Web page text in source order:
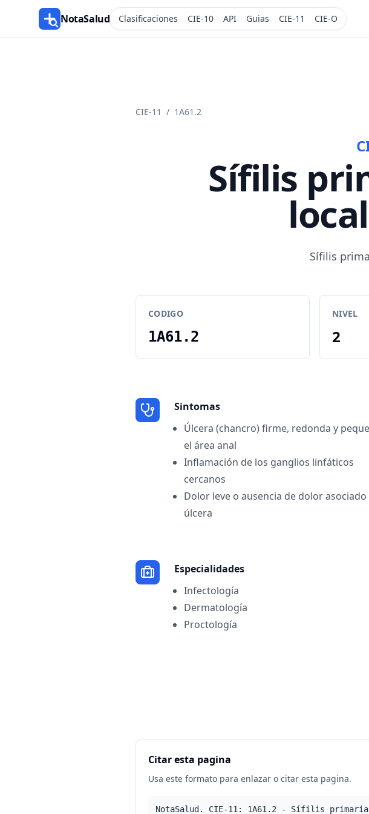
NotaSalud Clasificaciones CIE-10 API Guias CIE-11 CIE-O
CIE-11 / 1A61.2
Sífilis
Sífilis
CODIGO
1A61.2
NIVEL
2
Sintomas
Úlcera (chancro) firme, redonda y
el área anal
Inflamación de los ganglios linfáticos
cercanos
Dolor leve o ausencia de dolor asociado
úlcera
Especialidades
Infectología
Dermatología
Proctología
Citar esta pagina
Usa este formato para enlazar o citar esta pagina.
NotaSalud. CIE-11: 1A61.2 - Sífilis